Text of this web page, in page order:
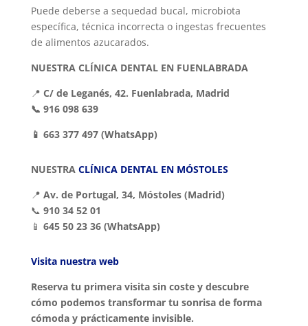
Puede deberse a sequedad bucal, microbiota
específica, técnica incorrecta o ingestas frecuentes
de alimentos azucarados.
NUESTRA CLÍNICA DENTAL EN FUENLABRADA
📍 C/ de Leganés, 42. Fuenlabrada, Madrid
📞 916 098 639
📱 663 377 497 (WhatsApp)
NUESTRA CLÍNICA DENTAL EN MÓSTOLES
📍 Av. de Portugal, 34, Móstoles (Madrid)
📞 910 34 52 01
📱 645 50 23 36 (WhatsApp)
Visita nuestra web
Reserva tu primera visita sin coste y descubre
cómo podemos transformar tu sonrisa de forma
cómoda y prácticamente invisible.